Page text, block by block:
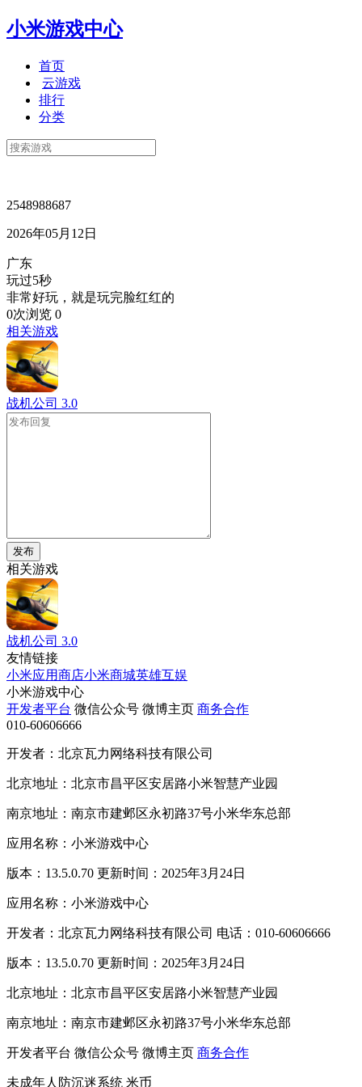
小米游戏中心
首页
云游戏
排行
分类
2548988687
2026年05月12日
广东
玩过5秒
非常好玩，就是玩完脸红红的
0次浏览 0
相关游戏
战机公司 3.0
发布
相关游戏
战机公司 3.0
友情链接
小米应用商店小米商城英雄互娱
小米游戏中心
开发者平台 微信公众号 微博主页 商务合作
010-60606666
开发者：北京瓦力网络科技有限公司
北京地址：北京市昌平区安居路小米智慧产业园
南京地址：南京市建邺区永初路37号小米华东总部
应用名称：小米游戏中心
版本：13.5.0.70 更新时间：2025年3月24日
应用名称：小米游戏中心
开发者：北京瓦力网络科技有限公司 电话：010-60606666
版本：13.5.0.70 更新时间：2025年3月24日
北京地址：北京市昌平区安居路小米智慧产业园
南京地址：南京市建邺区永初路37号小米华东总部
开发者平台 微信公众号 微博主页 商务合作
未成年人防沉迷系统 米币